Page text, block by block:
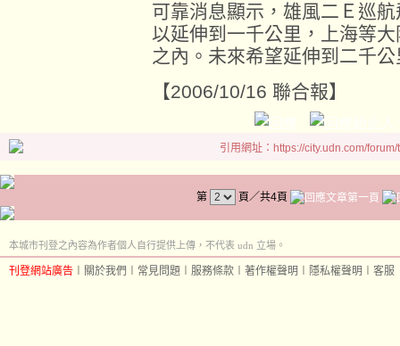
可靠消息顯示，雄風二Ｅ巡
以延伸到一千公里，上海等
之內。未來希望延伸到二千
【2006/10/16 聯合報】
引用網址：https://city.udn.com/
第 頁／共4頁
本城市刊登之內容為作者個人自行提供上傳，不代表 udn 立場。
刊登網站廣告 關於我們 常見問題 服務條款 著作權聲明 隱私權聲明 客服